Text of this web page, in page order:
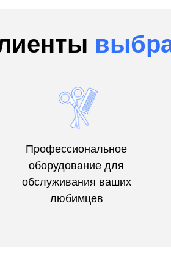
Профессиональное
оборудование для
обслуживания ваших
любимцев